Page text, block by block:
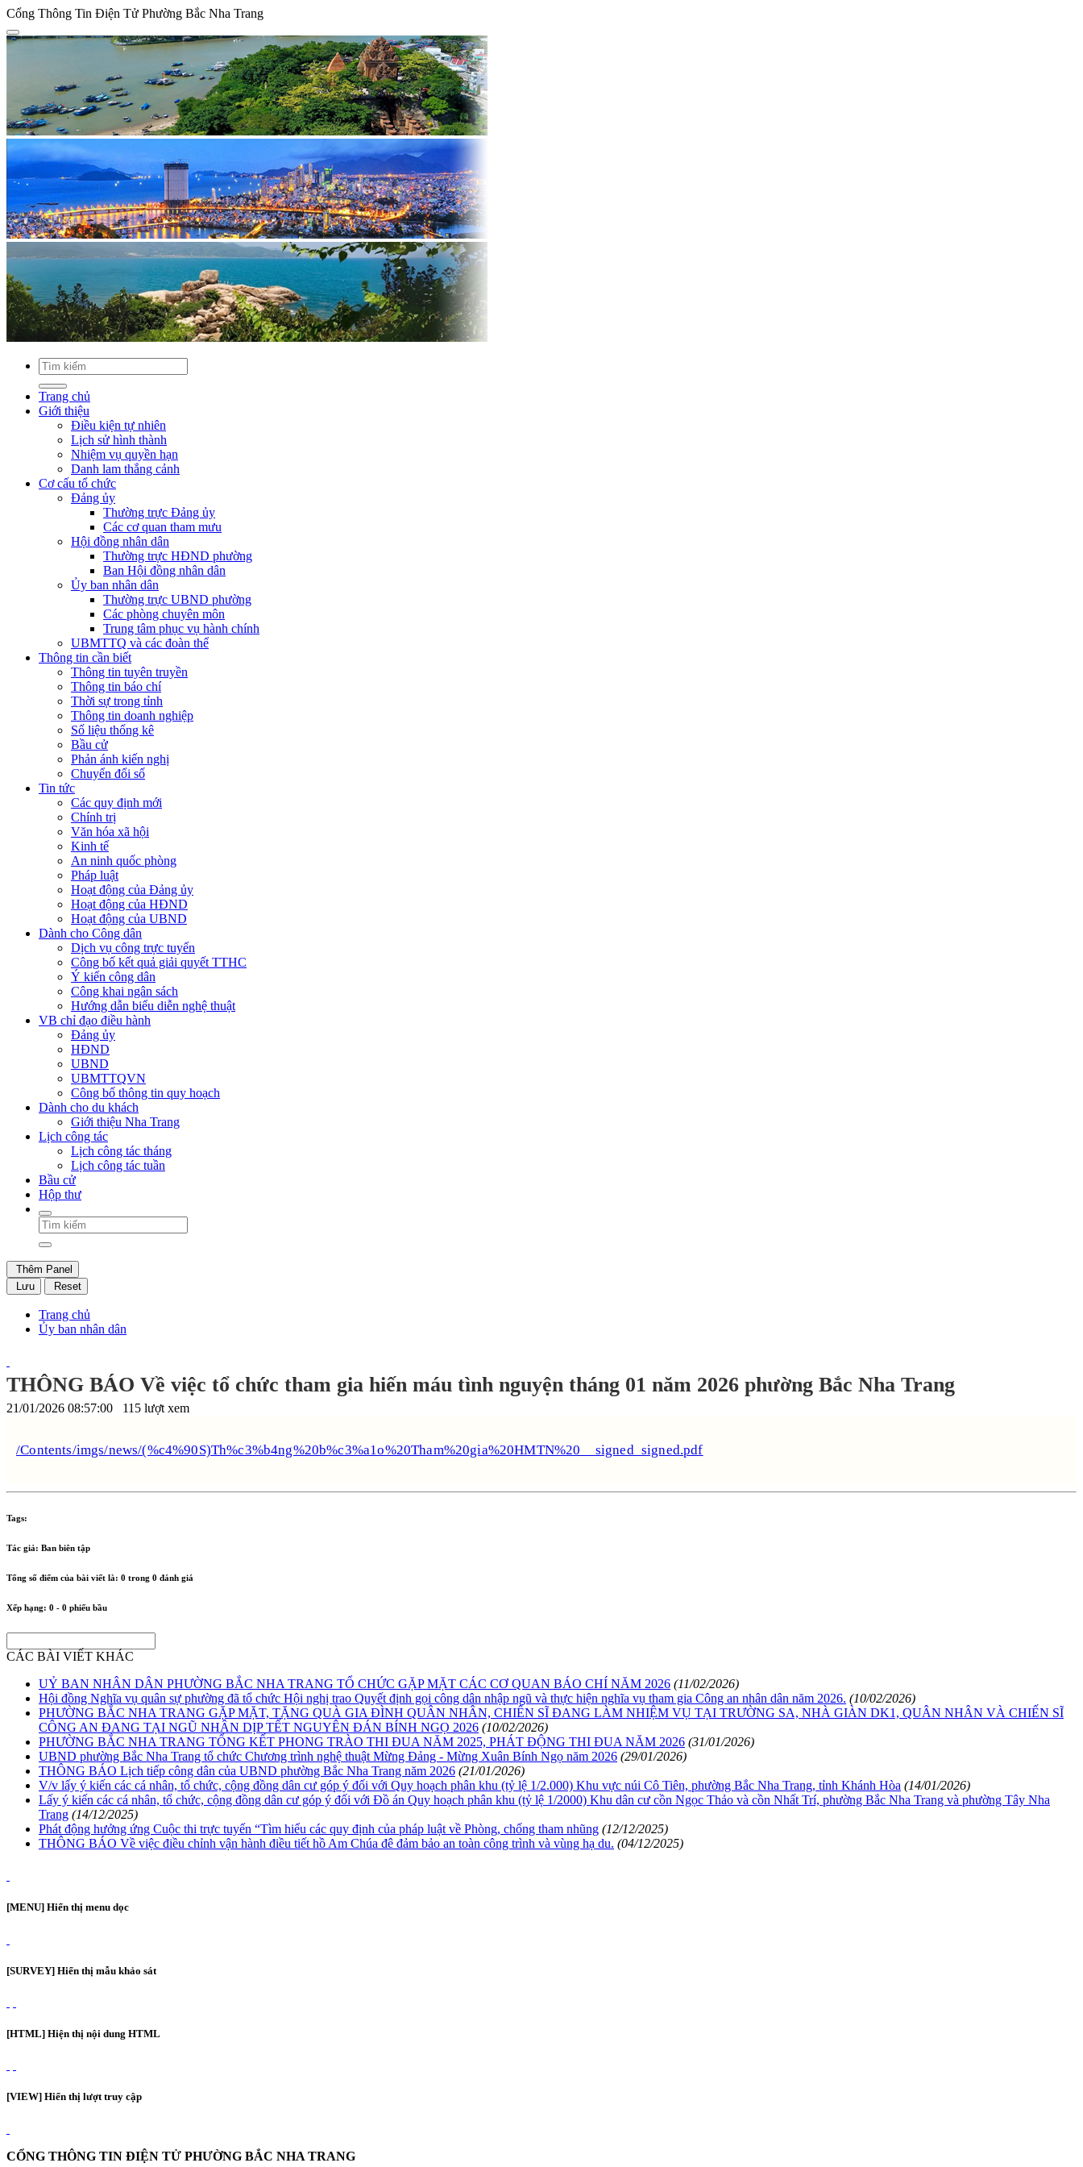
Cổng Thông Tin Điện Tử Phường Bắc Nha Trang
Trang chủ
Giới thiệu
Điều kiện tự nhiên
Lịch sử hình thành
Nhiệm vụ quyền hạn
Danh lam thắng cảnh
Cơ cấu tổ chức
Đảng ủy
Thường trực Đảng ủy
Các cơ quan tham mưu
Hội đồng nhân dân
Thường trực HĐND phường
Ban Hội đồng nhân dân
Ủy ban nhân dân
Thường trực UBND phường
Các phòng chuyên môn
Trung tâm phục vụ hành chính
UBMTTQ và các đoàn thể
Thông tin cần biết
Thông tin tuyên truyền
Thông tin báo chí
Thời sự trong tỉnh
Thông tin doanh nghiệp
Số liệu thống kê
Bầu cử
Phản ánh kiến nghị
Chuyển đổi số
Tin tức
Các quy định mới
Chính trị
Văn hóa xã hội
Kinh tế
An ninh quốc phòng
Pháp luật
Hoạt động của Đảng ủy
Hoạt động của HĐND
Hoạt động của UBND
Dành cho Công dân
Dịch vụ công trực tuyến
Công bố kết quả giải quyết TTHC
Ý kiến công dân
Công khai ngân sách
Hướng dẫn biểu diễn nghệ thuật
VB chỉ đạo điều hành
Đảng ủy
HĐND
UBND
UBMTTQVN
Công bố thông tin quy hoạch
Dành cho du khách
Giới thiệu Nha Trang
Lịch công tác
Lịch công tác tháng
Lịch công tác tuần
Bầu cử
Hộp thư
Thêm Panel
Lưu
Reset
Trang chủ
Ủy ban nhân dân
THÔNG BÁO Về việc tổ chức tham gia hiến máu tình nguyện tháng 01 năm 2026 phường Bắc Nha Trang
21/01/2026 08:57:00 115 lượt xem
/Contents/imgs/news/(%c4%90S)Th%c3%b4ng%20b%c3%a1o%20Tham%20gia%20HMTN%20__signed_signed.pdf
Tags:
Tác giả: Ban biên tập
Tổng số điểm của bài viết là: 0 trong 0 đánh giá
Xếp hạng: 0 - 0 phiếu bầu
CÁC BÀI VIẾT KHÁC
UỶ BAN NHÂN DÂN PHƯỜNG BẮC NHA TRANG TỔ CHỨC GẶP MẶT CÁC CƠ QUAN BÁO CHÍ NĂM 2026 (11/02/2026)
Hội đồng Nghĩa vụ quân sự phường đã tổ chức Hội nghị trao Quyết định gọi công dân nhập ngũ và thực hiện nghĩa vụ tham gia Công an nhân dân năm 2026. (10/02/2026)
PHƯỜNG BẮC NHA TRANG GẶP MẶT, TẶNG QUÀ GIA ĐÌNH QUÂN NHÂN, CHIẾN SĨ ĐANG LÀM NHIỆM VỤ TẠI TRƯỜNG SA, NHÀ GIÀN DK1, QUÂN NHÂN VÀ CHIẾN SĨ
CÔNG AN ĐANG TẠI NGŨ NHÂN DỊP TẾT NGUYÊN ĐÁN BÍNH NGỌ 2026 (10/02/2026)
PHƯỜNG BẮC NHA TRANG TỔNG KẾT PHONG TRÀO THI ĐUA NĂM 2025, PHÁT ĐỘNG THI ĐUA NĂM 2026 (31/01/2026)
UBND phường Bắc Nha Trang tổ chức Chương trình nghệ thuật Mừng Đảng - Mừng Xuân Bính Ngọ năm 2026 (29/01/2026)
THÔNG BÁO Lịch tiếp công dân của UBND phường Bắc Nha Trang năm 2026 (21/01/2026)
V/v lấy ý kiến các cá nhân, tổ chức, cộng đồng dân cư góp ý đối với Quy hoạch phân khu (tỷ lệ 1/2.000) Khu vực núi Cô Tiên, phường Bắc Nha Trang, tỉnh Khánh Hòa (14/01/2026)
Lấy ý kiến các cá nhân, tổ chức, cộng đồng dân cư góp ý đối với Đồ án Quy hoạch phân khu (tỷ lệ 1/2000) Khu dân cư cồn Ngọc Thảo và cồn Nhất Trí, phường Bắc Nha Trang và phường Tây Nha
Trang (14/12/2025)
Phát động hưởng ứng Cuộc thi trực tuyến “Tìm hiểu các quy định của pháp luật về Phòng, chống tham nhũng (12/12/2025)
THÔNG BÁO Về việc điều chỉnh vận hành điều tiết hồ Am Chúa đê đảm bảo an toàn công trình và vùng hạ du. (04/12/2025)
[MENU] Hiển thị menu dọc
[SURVEY] Hiển thị mẫu khảo sát
[HTML] Hiện thị nội dung HTML
[VIEW] Hiển thị lượt truy cập
CỔNG THÔNG TIN ĐIỆN TỬ PHƯỜNG BẮC NHA TRANG